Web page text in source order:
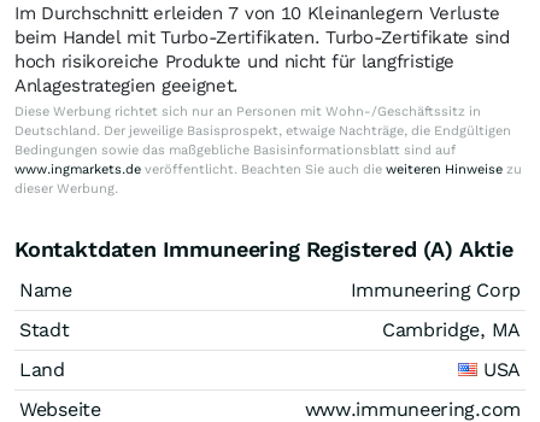
Im Durchschnitt erleiden 7 von 10 Kleinanlegern Verluste
beim Handel mit Turbo-Zertifikaten. Turbo-Zertifikate sind
hoch risikoreiche Produkte und nicht für langfristige
Anlagestrategien geeignet.
Diese Werbung richtet sich nur an Personen mit Wohn-/Geschäftssitz in
Deutschland. Der jeweilige Basisprospekt, etwaige Nachträge, die Endgültigen
Bedingungen sowie das maßgebliche Basisinformationsblatt sind auf
www.ingmarkets.de veröffentlicht. Beachten Sie auch die weiteren Hinweise zu
dieser Werbung.
Kontaktdaten Immuneering Registered (A) Aktie
Name
Immuneering Corp
Stadt
Cambridge, MA
Land
USA
Webseite
www.immuneering.com